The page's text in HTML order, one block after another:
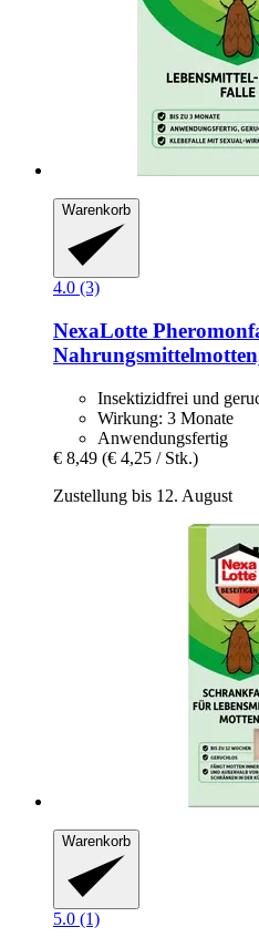
Warenkorb
4.0 (3)
NexaLotte
Insektizidfrei und
Wirkung: 3 Monate
Anwendungsfertig
€ 8,49 (€ 4,25 / Stk.)
Zustellung bis 12. August
Warenkorb
5.0 (1)